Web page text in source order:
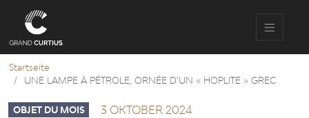
Startseite
UNE LAMPE À PÉTROLE, ORNÉE D’UN « HOPLITE » GREC
OBJET DU MOIS 3 OKTOBER 2024